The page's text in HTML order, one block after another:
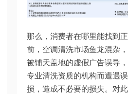
那么，消费者在哪里能找到
前，空调清洗市场鱼龙混杂
被铺天盖地的虚假广告误导
专业清洗资质的机构而遭遇
损，造成不必要的损失。对